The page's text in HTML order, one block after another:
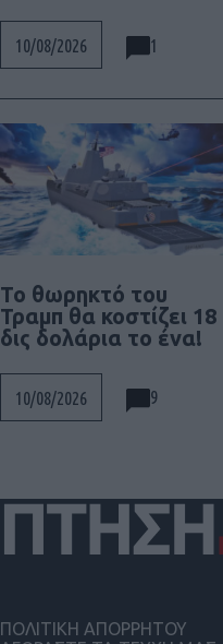
10/08/2026 1
Το θωρηκτό του
Τραμπ θα κοστίζει 18
δις δολάρια το ένα!
10/08/2026 9
ΠΟΛΙΤΙΚΗ ΑΠΟΡΡΗΤΟΥ